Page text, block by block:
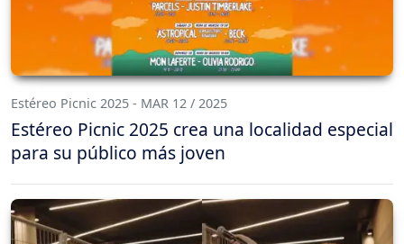
Estéreo Picnic 2025 - MAR 12 / 2025
Estéreo Picnic 2025 crea una localidad especial
para su público más joven